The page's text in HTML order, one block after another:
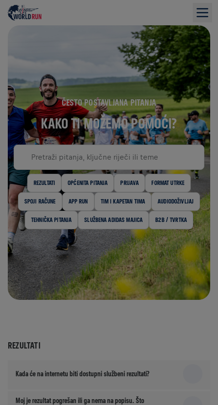
ČESTO POSTAVLJANA PITANJA
KAKO TI MOŽEMO POMOĆI?
REZULTATI OPĆENITA PITANJA PRIJAVA FORMAT UTRKE
SPOJI RAČUNE APP RUN TIM I KAPETAN TIMA AUDIODOŽIVLJAJ
TEHNIČKA PITANJA SLUŽBENA ADIDAS MAJICA B2B / TVRTKA
REZULTATI
Kada će na internetu biti dostupni službeni rezultati?
Moj je rezultat pogrešan ili ga nema na popisu. Što